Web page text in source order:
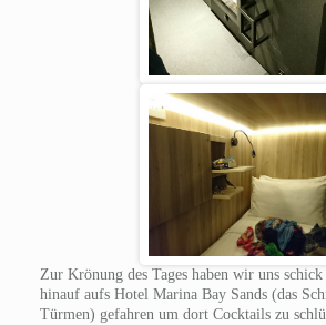
Zur Krönung des Tages haben wir uns
hinauf aufs Hotel Marina Bay Sands (das
Türmen) gefahren um dort Cocktails zu